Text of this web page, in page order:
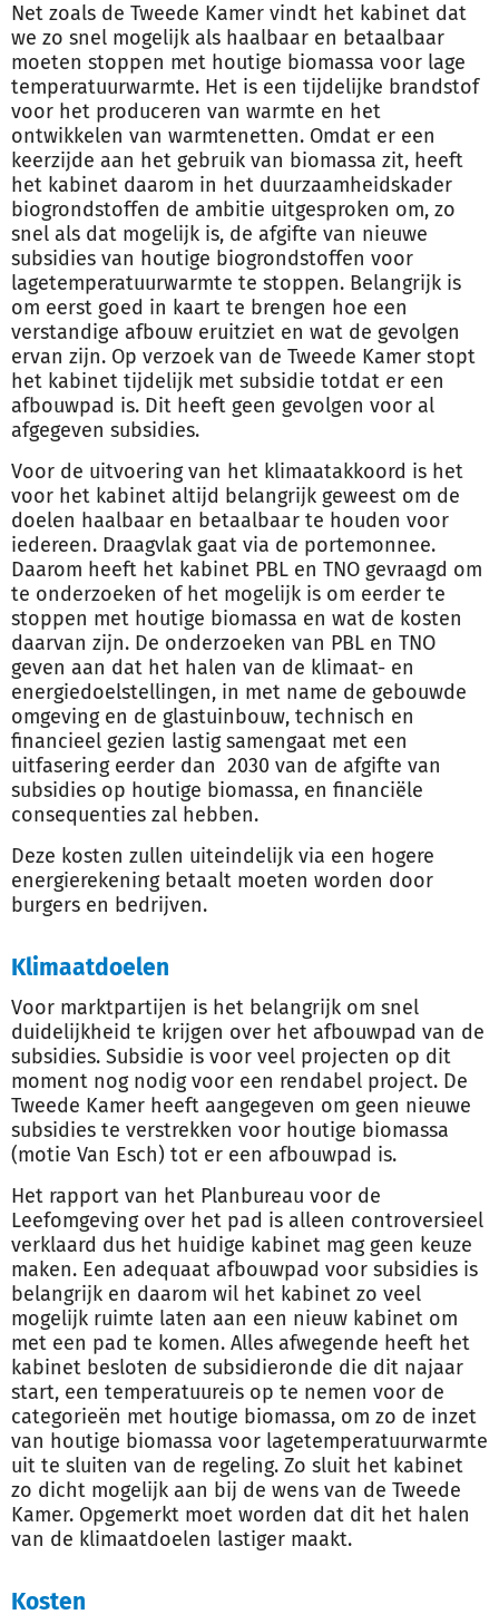
Net zoals de Tweede Kamer vindt het kabinet dat
we zo snel mogelijk als haalbaar en betaalbaar
moeten stoppen met houtige biomassa voor lage
temperatuurwarmte. Het is een tijdelijke brandstof
voor het produceren van warmte en het
ontwikkelen van warmtenetten. Omdat er een
keerzijde aan het gebruik van biomassa zit, heeft
het kabinet daarom in het duurzaamheidskader
biogrondstoffen de ambitie uitgesproken om, zo
snel als dat mogelijk is, de afgifte van nieuwe
subsidies van houtige biogrondstoffen voor
lagetemperatuurwarmte te stoppen. Belangrijk is
om eerst goed in kaart te brengen hoe een
verstandige afbouw eruitziet en wat de gevolgen
ervan zijn. Op verzoek van de Tweede Kamer stopt
het kabinet tijdelijk met subsidie totdat er een
afbouwpad is. Dit heeft geen gevolgen voor al
afgegeven subsidies.
Voor de uitvoering van het klimaatakkoord is het
voor het kabinet altijd belangrijk geweest om de
doelen haalbaar en betaalbaar te houden voor
iedereen. Draagvlak gaat via de portemonnee.
Daarom heeft het kabinet PBL en TNO gevraagd om
te onderzoeken of het mogelijk is om eerder te
stoppen met houtige biomassa en wat de kosten
daarvan zijn. De onderzoeken van PBL en TNO
geven aan dat het halen van de klimaat- en
energiedoelstellingen, in met name de gebouwde
omgeving en de glastuinbouw, technisch en
financieel gezien lastig samengaat met een
uitfasering eerder dan 2030 van de afgifte van
subsidies op houtige biomassa, en financiële
consequenties zal hebben.
Deze kosten zullen uiteindelijk via een hogere
energierekening betaalt moeten worden door
burgers en bedrijven.
Klimaatdoelen
Voor marktpartijen is het belangrijk om snel
duidelijkheid te krijgen over het afbouwpad van de
subsidies. Subsidie is voor veel projecten op dit
moment nog nodig voor een rendabel project. De
Tweede Kamer heeft aangegeven om geen nieuwe
subsidies te verstrekken voor houtige biomassa
(motie Van Esch) tot er een afbouwpad is.
Het rapport van het Planbureau voor de
Leefomgeving over het pad is alleen controversieel
verklaard dus het huidige kabinet mag geen keuze
maken. Een adequaat afbouwpad voor subsidies is
belangrijk en daarom wil het kabinet zo veel
mogelijk ruimte laten aan een nieuw kabinet om
met een pad te komen. Alles afwegende heeft het
kabinet besloten de subsidieronde die dit najaar
start, een temperatuureis op te nemen voor de
categorieën met houtige biomassa, om zo de inzet
van houtige biomassa voor lagetemperatuurwarmte
uit te sluiten van de regeling. Zo sluit het kabinet
zo dicht mogelijk aan bij de wens van de Tweede
Kamer. Opgemerkt moet worden dat dit het halen
van de klimaatdoelen lastiger maakt.
Kosten